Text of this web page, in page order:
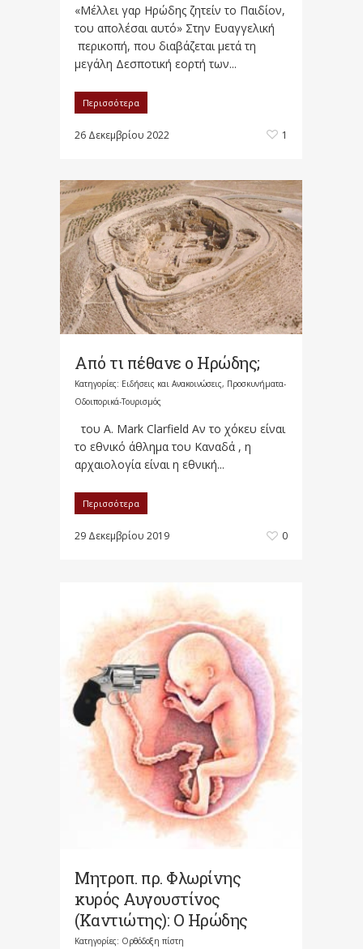
«Μέλλει γαρ Ηρώδης ζητείν το Παιδίον,
του απολέσαι αυτό» Στην Ευαγγελική
περικοπή, που διαβάζεται μετά τη
μεγάλη Δεσποτική εορτή των...
Περισσότερα
26 Δεκεμβρίου 2022 1
Από τι πέθανε ο Ηρώδης;
Κατηγορίες: Ειδήσεις και Ανακοινώσεις, Προσκυνήματα-
Οδοιπορικά-Τουρισμός
του A. Mark Clarfield Αν το χόκευ είναι
το εθνικό άθλημα του Καναδά , η
αρχαιολογία είναι η εθνική...
Περισσότερα
29 Δεκεμβρίου 2019 0
Μητροπ. πρ. Φλωρίνης
κυρός Αυγουστίνος
(Καντιώτης): Ο Ηρώδης
Κατηγορίες: Ορθόδοξη πίστη